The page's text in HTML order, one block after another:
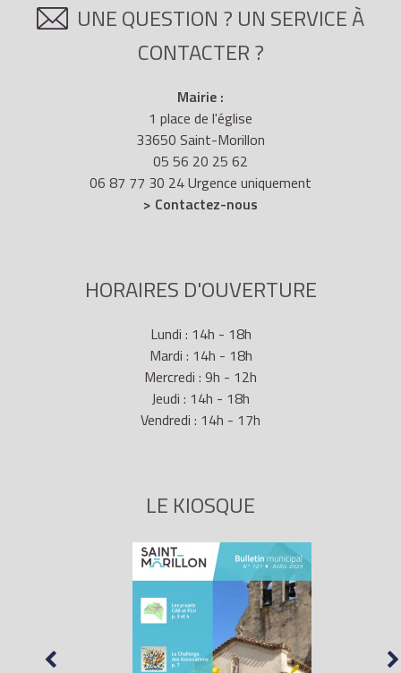
UNE QUESTION ? UN SERVICE À
CONTACTER ?
Mairie :
1 place de l'église
33650 Saint-Morillon
05 56 20 25 62
06 87 77 30 24 Urgence uniquement
> Contactez-nous
HORAIRES D'OUVERTURE
Lundi : 14h - 18h
Mardi : 14h - 18h
Mercredi : 9h - 12h
Jeudi : 14h - 18h
Vendredi : 14h - 17h
LE KIOSQUE